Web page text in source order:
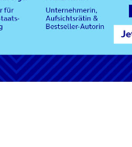
zurück blättern
weiter blättern